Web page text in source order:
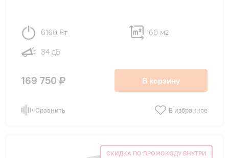
6160 Вт 60 м2
34 дБ
169 750 ₽ В корзину
Сравнить В избранное
СКИДКА ПО ПРОМОКОДУ ВНУТРИ